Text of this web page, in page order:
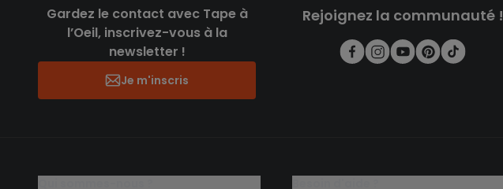
Gardez le contact avec Tape à
l’Oeil, inscrivez-vous à la
newsletter !
Je m'inscris
Rejoignez la communauté !